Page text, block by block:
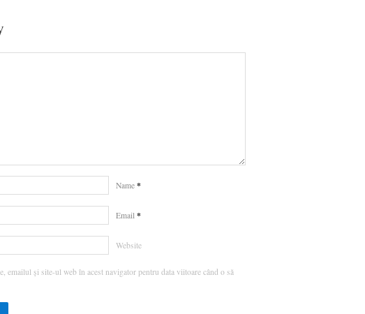
Name *
Email *
Website
emailul și site-ul web în acest navigator pentru data viitoare când o să